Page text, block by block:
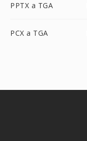
PPTX a TGA
PCX a TGA